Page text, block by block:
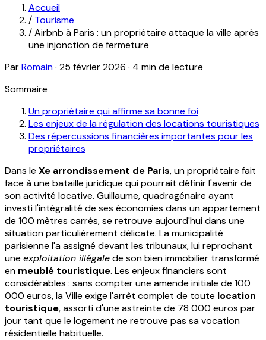
Accueil
/ Tourisme
/Airbnb à Paris : un propriétaire attaque la ville après
une injonction de fermeture
ParRomain· 25 février 2026 · 4 min de lecture
Sommaire
Un propriétaire qui affirme sa bonne foi
Les enjeux de la régulation des locations touristiques
Des répercussions financières importantes pour les
propriétaires
Dans le Xe arrondissement de Paris, un propriétaire fait
face à une bataille juridique qui pourrait définir l'avenir de
son activité locative. Guillaume, quadragénaire ayant
investi l'intégralité de ses économies dans un appartement
de 100 mètres carrés, se retrouve aujourd'hui dans une
situation particulièrement délicate. La municipalité
parisienne l'a assigné devant les tribunaux, lui reprochant
une exploitation illégalede son bien immobilier transformé
en meublé touristique. Les enjeux financiers sont
considérables : sans compter une amende initiale de 100
000 euros, la Ville exige l'arrêt complet de toute location
touristique, assorti d'une astreinte de 78 000 euros par
jour tant que le logement ne retrouve pas sa vocation
résidentielle habituelle.